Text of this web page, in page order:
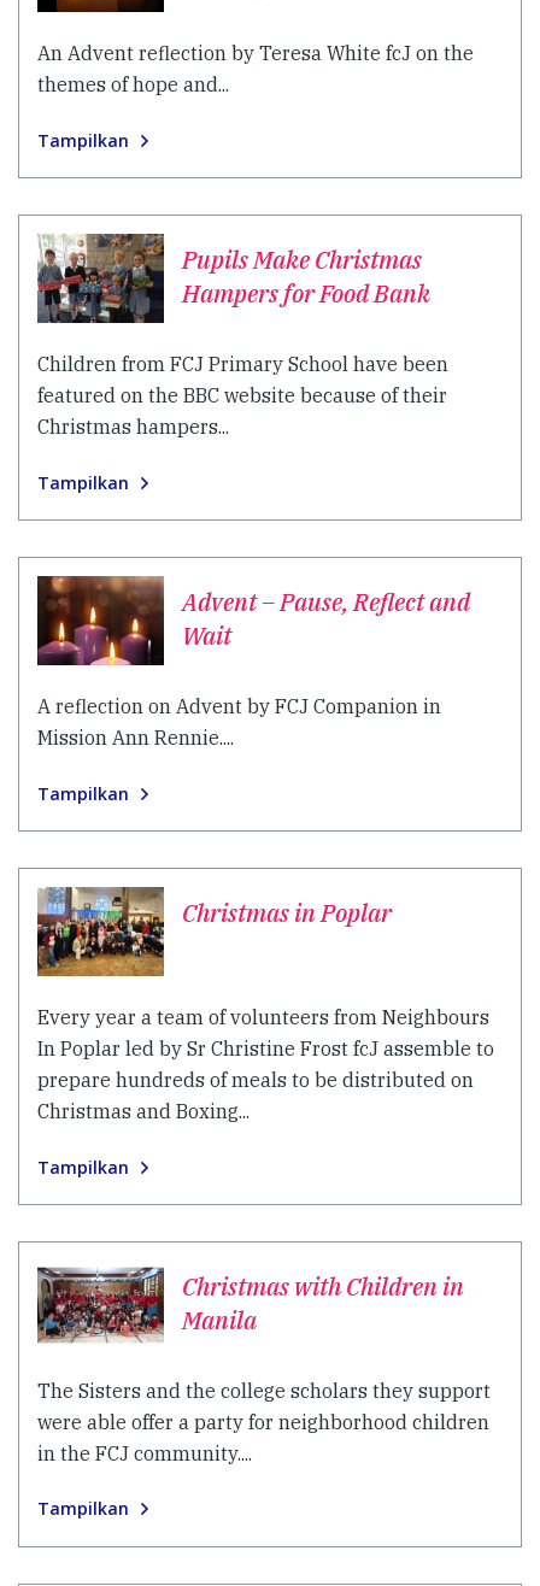
An Advent reflection by Teresa White fcJ on the
themes of hope and...
Tampilkan
Pupils Make Christmas
Hampers for Food Bank
Children from FCJ Primary School have been
featured on the BBC website because of their
Christmas hampers...
Tampilkan
Advent – Pause, Reflect and
Wait
A reflection on Advent by FCJ Companion in
Mission Ann Rennie....
Tampilkan
Christmas in Poplar
Every year a team of volunteers from Neighbours
In Poplar led by Sr Christine Frost fcJ assemble to
prepare hundreds of meals to be distributed on
Christmas and Boxing...
Tampilkan
Christmas with Children in
Manila
The Sisters and the college scholars they support
were able offer a party for neighborhood children
in the FCJ community....
Tampilkan